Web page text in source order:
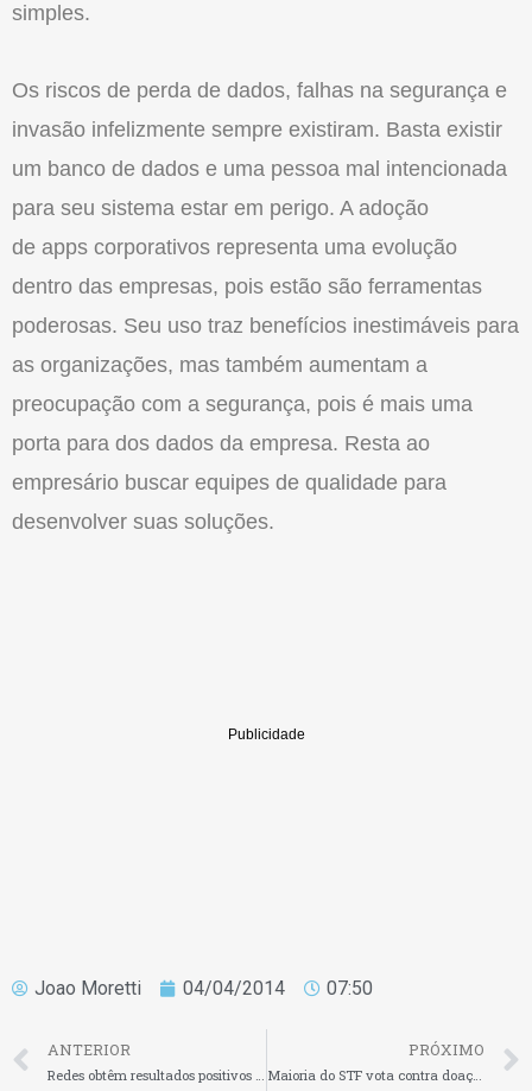
simples.
Os riscos de perda de dados, falhas na segurança e
invasão infelizmente sempre existiram. Basta existir
um banco de dados e uma pessoa mal intencionada
para seu sistema estar em perigo. A adoção
de apps corporativos representa uma evolução
dentro das empresas, pois estão são ferramentas
poderosas. Seu uso traz benefícios inestimáveis para
as organizações, mas também aumentam a
preocupação com a segurança, pois é mais uma
porta para dos dados da empresa. Resta ao
empresário buscar equipes de qualidade para
desenvolver suas soluções.
Joao Moretti 04/04/2014 07:50
ANTERIOR
Redes obtêm resultados positivos ao investirem em marketing regionalizado
PRÓXIMO
Maioria do STF vota contra doação de empresas privadas a campanhas eleitorais